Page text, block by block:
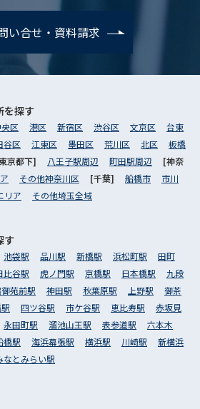
い合せ・資料請求
を探す
区 港区 新宿区 渋谷区 文京区
台東
谷区 江東区 墨田区 荒川区 北区
板橋
京都下] 八王子駅周辺 町田駅周辺
[神奈
その他神奈川区 [千葉] 船橋市
市川
リア その他埼玉全域
す
池袋駅 品川駅 新橋駅 浜松町駅
田町
比谷駅 虎ノ門駅 京橋駅 日本橋駅
九段
苑前駅 神田駅 秋葉原駅 上野駅
御茶
四ツ谷駅 市ケ谷駅 恵比寿駅
赤坂見
永田町駅 溜池山王駅 表参道駅
六本木
橋駅 海浜幕張駅 横浜駅 川崎駅
新横浜
なとみらい駅